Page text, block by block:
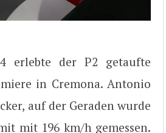
erlebte der P2 getaufte
in Cremona. Antonio
auf der Geraden wurde
mit 196 km/h gemessen.